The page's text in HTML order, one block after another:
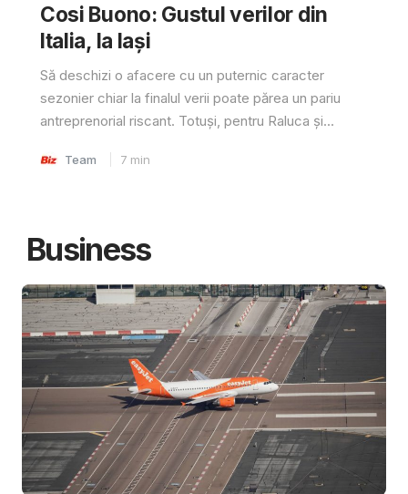
Cosi Buono: Gustul verilor din
Italia, la Iași
Să deschizi o afacere cu un puternic caracter
sezonier chiar la finalul verii poate părea un pariu
antreprenorial riscant. Totuși, pentru Raluca și...
Team 7 min
Business